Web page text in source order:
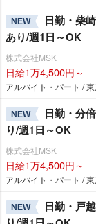
NEW
日勤・柴
あり/週1日～OK
株式会社MSK
日給1万4,500円～
アルバイト・パート /
NEW
日勤・分
り/週1日～OK
株式会社MSK
日給1万4,500円～
アルバイト・パート /
NEW
日勤・戸